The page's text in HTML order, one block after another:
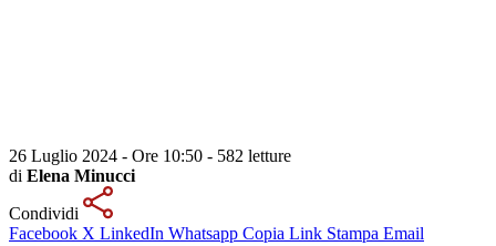
26 Luglio 2024 - Ore 10:50 - 582 letture
di Elena Minucci
Condividi
Facebook X LinkedIn Whatsapp Copia Link Stampa Email